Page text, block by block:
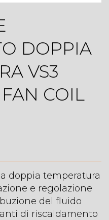
DOPPIA
VS3
COIL
doppia temperatura
e regolazione
del fluido
di riscaldamento